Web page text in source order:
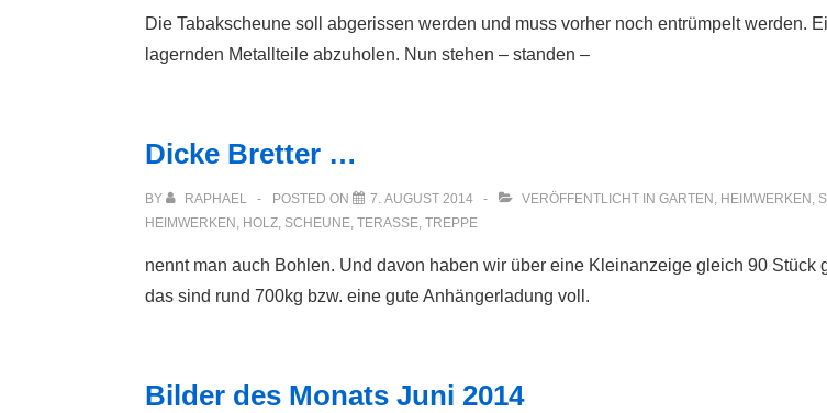
Die Tabakscheune soll abgerissen werden und muss vorher noch entrümpelt werden.
lagernden Metallteile abzuholen. Nun stehen – standen –
Dicke Bretter …
BY RAPHAEL POSTED ON 7. AUGUST 2014 VERÖFFENTLICHT IN GARTEN , HEIMWERKEN ,
HEIMWERKEN , HOLZ, SCHEUNE, TERASSE, TREPPE
nennt man auch Bohlen. Und davon haben wir über eine Kleinanzeige gleich 90 Stück
das sind rund 700kg bzw. eine gute Anhängerladung voll.
Bilder des Monats Juni 2014